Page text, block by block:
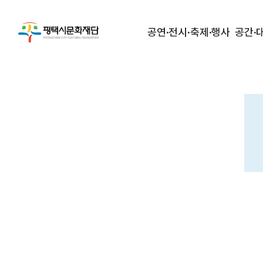
공연·전시·축제·행사 공간·